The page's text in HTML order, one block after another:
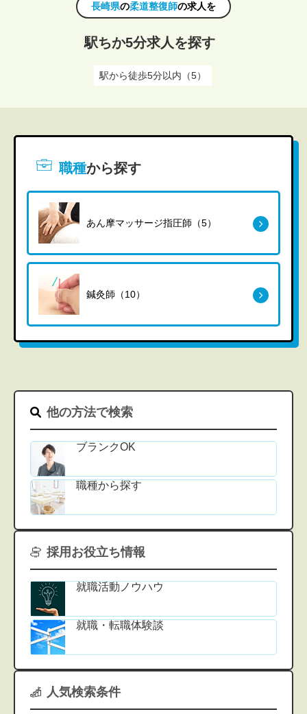
長崎県の柔道整復師の求人を
駅ちか5分求人を探す
駅から徒歩5分以内（5）
職種から探す
あん摩マッサージ指圧師（5）
鍼灸師（10）
他の方法で検索
ブランクOK
職種から探す
採用お役立ち情報
就職活動ノウハウ
就職・転職体験談
人気検索条件